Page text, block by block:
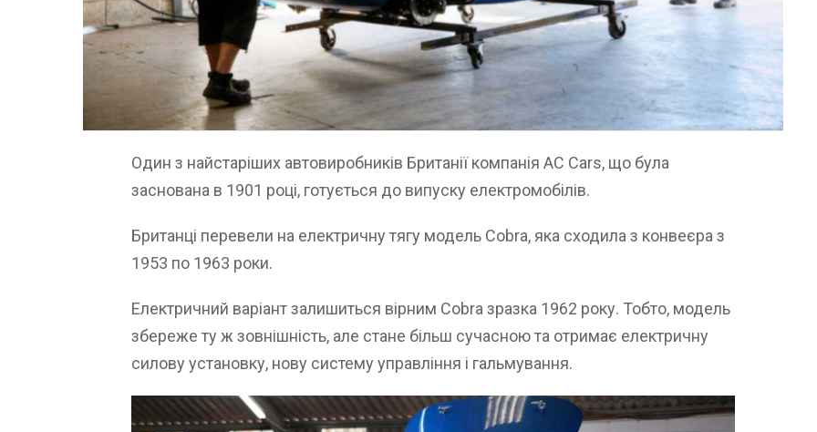
Один з найстаріших автовиробників Британії компанія AC Cars, що була
заснована в 1901 році, готується до випуску електромобілів.
Британці перевели на електричну тягу модель Cobra, яка сходила з конвеєра з
1953 по 1963 роки.
Електричний варіант залишиться вірним Cobra зразка 1962 року. Тобто, модель
збереже ту ж зовнішність, але стане більш сучасною та отримає електричну
силову установку, нову систему управління і гальмування.